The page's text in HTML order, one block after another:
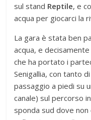
sul stand Reptile, e
acqua per giocarci la
La gara è stata ben
acqua, e
che ha portato i
Senigallia, con tanto
passaggio a piedi su
canale) sul percorso
sponda sud dove non